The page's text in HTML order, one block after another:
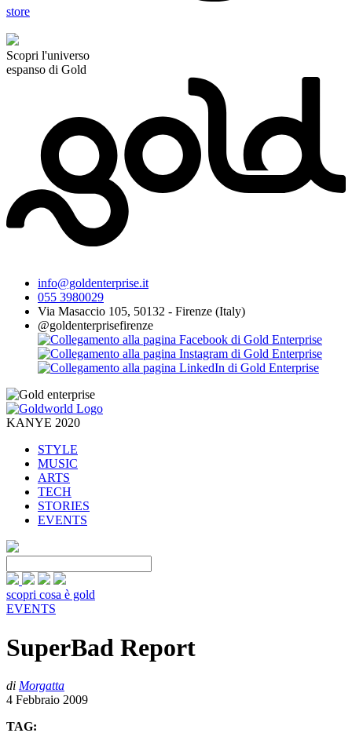
store
Scopri l'universo
espanso di Gold
info@goldenterprise.it
055 3980029
Via Masaccio 105, 50132 - Firenze (Italy)
@goldenterprisefirenze
KANYE 2020
STYLE
MUSIC
ARTS
TECH
STORIES
EVENTS
scopri cosa è gold
EVENTS
SuperBad Report
di Morgatta
4 Febbraio 2009
TAG: